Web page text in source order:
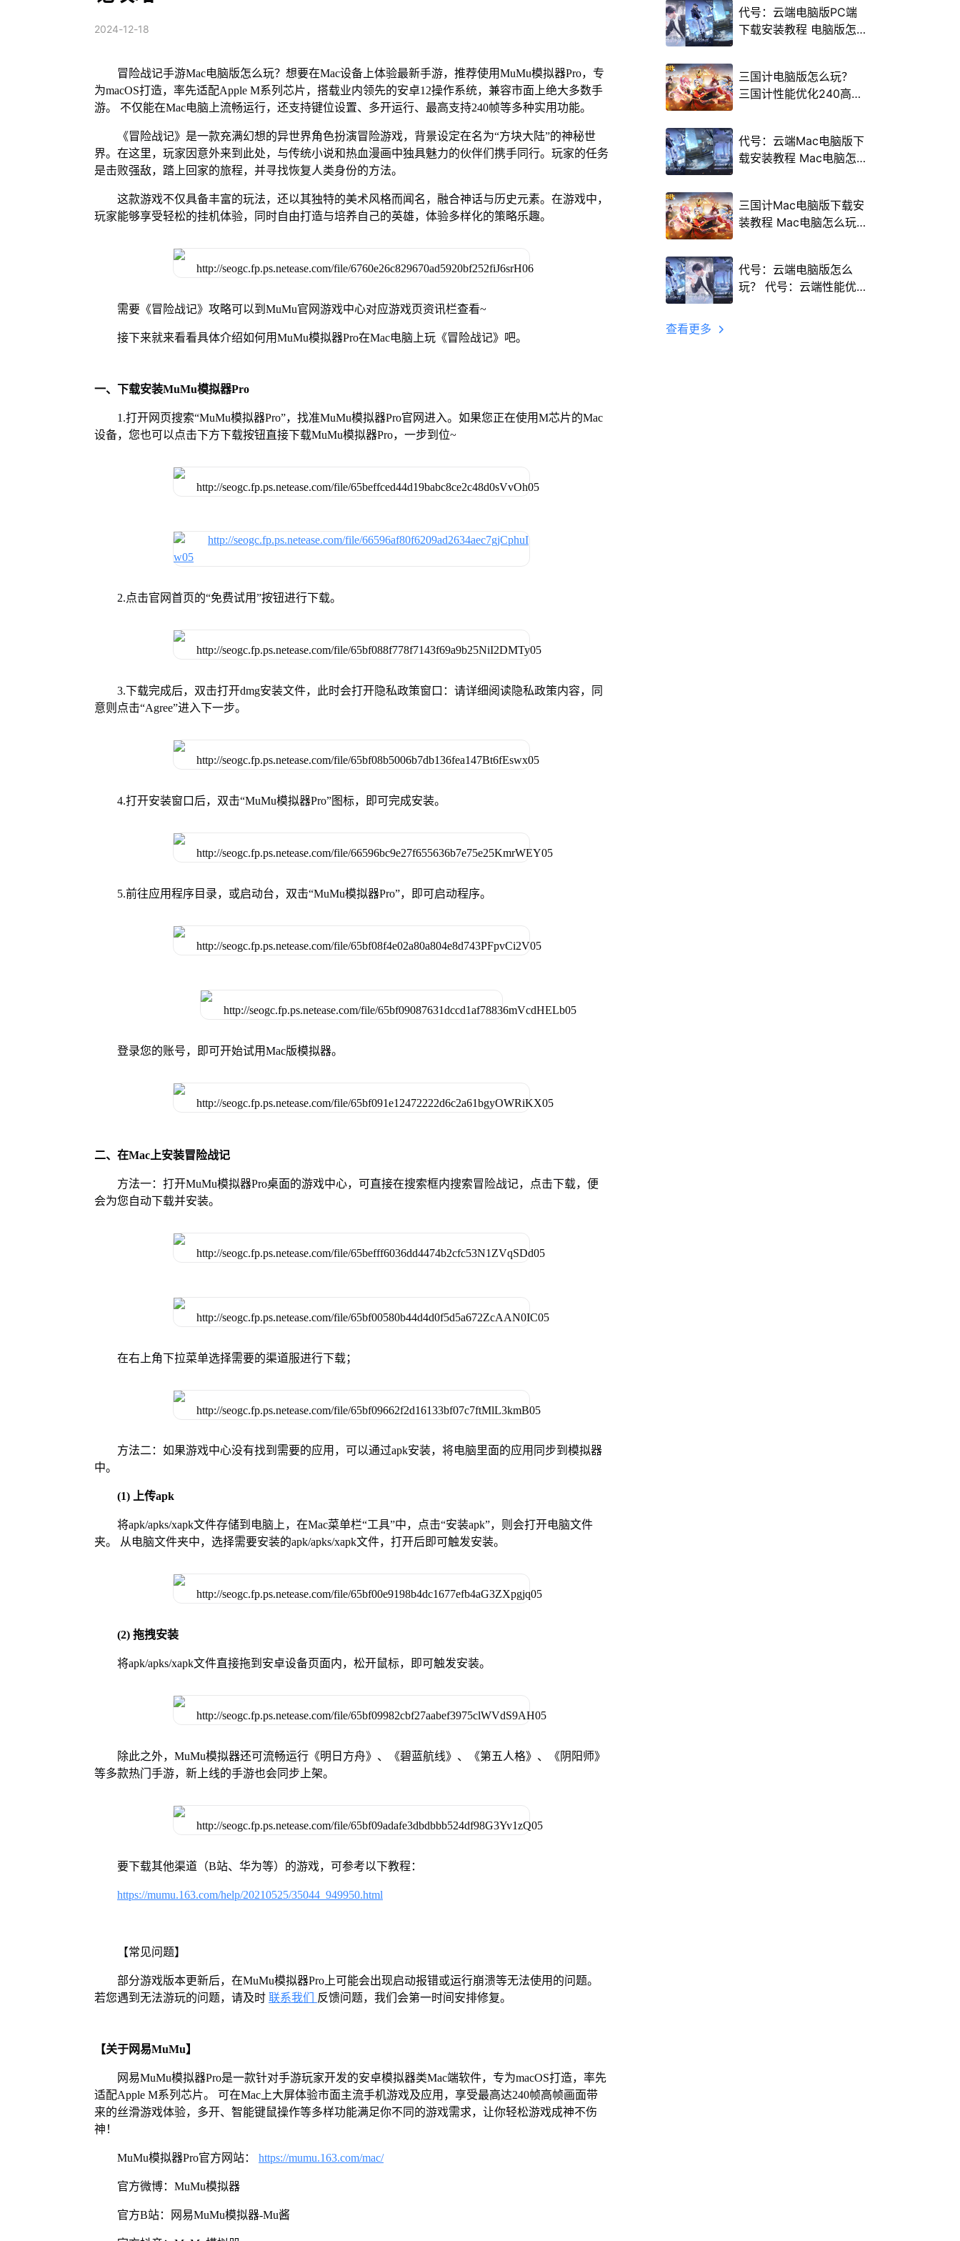
2024-12-18
冒险战记手游Mac电脑版怎么玩？想要在Mac设备上体验最新手游，推荐使用MuMu模拟器Pro，专
为macOS打造，率先适配Apple M系列芯片，搭载业内领先的安卓12操作系统，兼容市面上绝大多数手
游。 不仅能在Mac电脑上流畅运行，还支持键位设置、多开运行、最高支持240帧等多种实用功能。
《冒险战记》是一款充满幻想的异世界角色扮演冒险游戏，背景设定在名为“方块大陆”的神秘世
界。在这里，玩家因意外来到此处，与传统小说和热血漫画中独具魅力的伙伴们携手同行。玩家的任务
是击败强敌，踏上回家的旅程，并寻找恢复人类身份的方法。
这款游戏不仅具备丰富的玩法，还以其独特的美术风格而闻名，融合神话与历史元素。在游戏中，
玩家能够享受轻松的挂机体验，同时自由打造与培养自己的英雄，体验多样化的策略乐趣。
需要《冒险战记》攻略可以到MuMu官网游戏中心对应游戏页资讯栏查看~
接下来就来看看具体介绍如何用MuMu模拟器Pro在Mac电脑上玩《冒险战记》吧。
一、下载安装MuMu模拟器Pro
1.打开网页搜索“MuMu模拟器Pro”，找准MuMu模拟器Pro官网进入。如果您正在使用M芯片的Mac
设备，您也可以点击下方下载按钮直接下载MuMu模拟器Pro，一步到位~
2.点击官网首页的“免费试用”按钮进行下载。
3.下载完成后，双击打开dmg安装文件，此时会打开隐私政策窗口：请详细阅读隐私政策内容，同
意则点击“Agree”进入下一步。
4.打开安装窗口后，双击“MuMu模拟器Pro”图标，即可完成安装。
5.前往应用程序目录，或启动台，双击“MuMu模拟器Pro”，即可启动程序。
登录您的账号，即可开始试用Mac版模拟器。
二、在Mac上安装冒险战记
方法一：打开MuMu模拟器Pro桌面的游戏中心，可直接在搜索框内搜索冒险战记，点击下载，便
会为您自动下载并安装。
在右上角下拉菜单选择需要的渠道服进行下载；
方法二：如果游戏中心没有找到需要的应用，可以通过apk安装，将电脑里面的应用同步到模拟器
中。
(1) 上传apk
将apk/apks/xapk文件存储到电脑上，在Mac菜单栏“工具”中，点击“安装apk”，则会打开电脑文件
夹。 从电脑文件夹中，选择需要安装的apk/apks/xapk文件，打开后即可触发安装。
(2) 拖拽安装
将apk/apks/xapk文件直接拖到安卓设备页面内，松开鼠标，即可触发安装。
除此之外，MuMu模拟器还可流畅运行《明日方舟》、《碧蓝航线》、《第五人格》、《阴阳师》
等多款热门手游，新上线的手游也会同步上架。
要下载其他渠道（B站、华为等）的游戏，可参考以下教程：
https://mumu.163.com/help/20210525/35044_949950.html
【常见问题】
部分游戏版本更新后，在MuMu模拟器Pro上可能会出现启动报错或运行崩溃等无法使用的问题。
若您遇到无法游玩的问题，请及时 联系我们 反馈问题，我们会第一时间安排修复。
【关于网易MuMu】
网易MuMu模拟器Pro是一款针对手游玩家开发的安卓模拟器类Mac端软件，专为macOS打造，率先
适配Apple M系列芯片。 可在Mac上大屏体验市面主流手机游戏及应用，享受最高达240帧高帧画面带
来的丝滑游戏体验，多开、智能键鼠操作等多样功能满足你不同的游戏需求，让你轻松游戏成神不伤
神！
MuMu模拟器Pro官方网站： https://mumu.163.com/mac/
官方微博：MuMu模拟器
官方B站：网易MuMu模拟器-Mu酱
代号：云端电脑版PC端
下载安装教程 电脑版怎
三国计电脑版怎么玩？
三国计性能优化240高帧
代号：云端Mac电脑版下
载安装教程 Mac电脑怎
三国计Mac电脑版下载安
装教程 Mac电脑怎么玩
代号：云端电脑版怎么
玩？ 代号：云端性能优
查看更多